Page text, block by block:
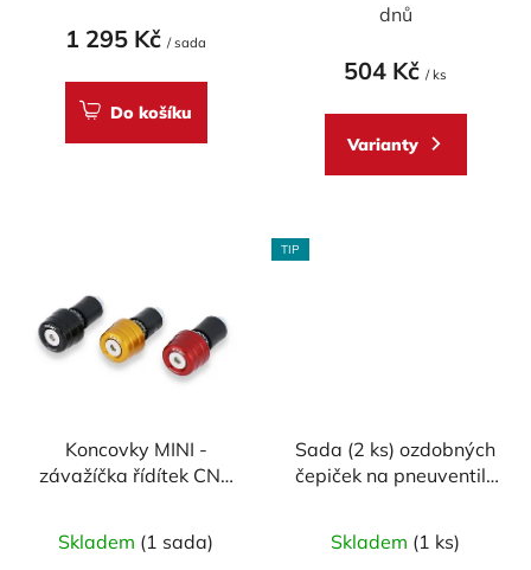
1 295 Kč / sada
Do košíku
dnů
504 Kč / ks
Varianty
Koncovky MINI -
závažíčka řídítek CNC
Skladem (1 sada)
TIP
Sada (2 ks) ozdobných
čepiček na pneuventily
hodnocení
Skladem (1 ks)